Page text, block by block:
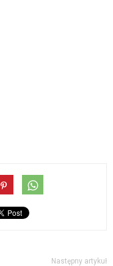
Następny artykuł